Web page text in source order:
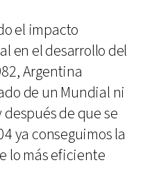
el impacto
en el desarrollo del
Argentina
de un Mundial ni
después de que se
ya conseguimos la
lo más eficiente